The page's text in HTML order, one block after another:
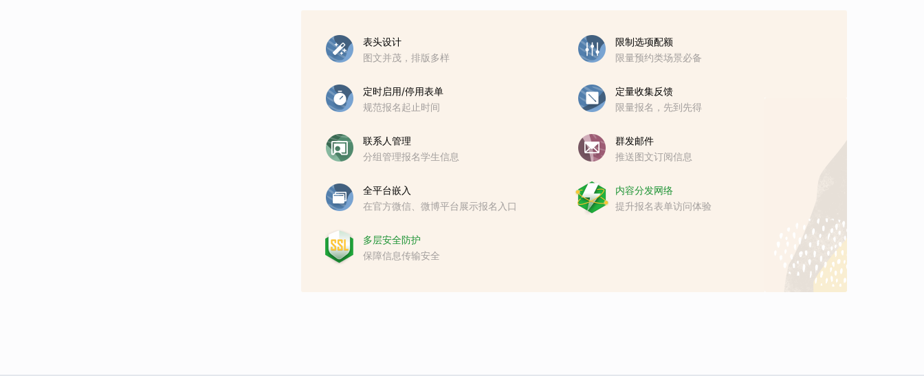
表头设计
图文并茂，排版多样
限制选项配额
限量预约类场景必备
定时启用/停用表单
规范报名起止时间
定量收集反馈
限量报名，先到先得
联系人管理
分组管理报名学生信息
群发邮件
推送图文订阅信息
全平台嵌入
在官方微信、微博平台展示报名入口
内容分发网络
提升报名表单访问体验
多层安全防护
保障信息传输安全